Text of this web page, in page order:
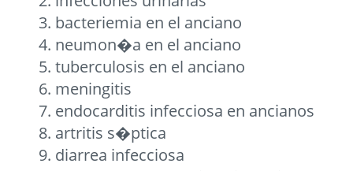
bacteriemia en el anciano
neumon�a en el anciano
tuberculosis en el anciano
meningitis
endocarditis infecciosa en ancianos
artritis s�ptica
diarrea infecciosa